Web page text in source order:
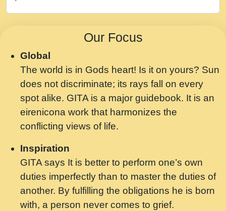
Chahe Ram Ho Chahe Shyam Ho.mp3
मझ अपन जवन बनन न आय, रठ हर क मनन न आय
Shri ravinandan shastri ji maharaj.mp3
मन अशांत मंत्र जाप - गीता प्रेरणा -Swami
Gyananand Ji Maharaj.mp3
मन बध लय परम वल कगन Special Shyam
Saawariya.mp3
मर गनय न अपरध लडडल शर रध.... Shri
ravinandan shastri ji maharaj.mp3
मेरे मन हरी का ध्यान लगा - भजन भाव - 2018 -
Our Focus
Global
The world is in Gods heart! Is it on yours? Sun
does not discriminate; its rays fall on every
spot alike. GITA is a major guidebook. It is an
eirenicona work that harmonizes the
conflicting views of life.
Inspiration
GITA says It is better to perform one’s own
duties imperfectly than to master the duties of
another. By fulfilling the obligations he is born
with, a person never comes to grief.